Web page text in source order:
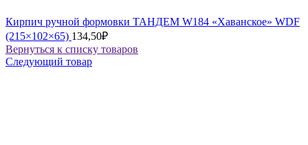
Кирпич ручной формовки ТАНДЕМ W184 «Хаванское» WDF
(215×102×65) 134,50₽
Вернуться к списку товаров
Следующий товар